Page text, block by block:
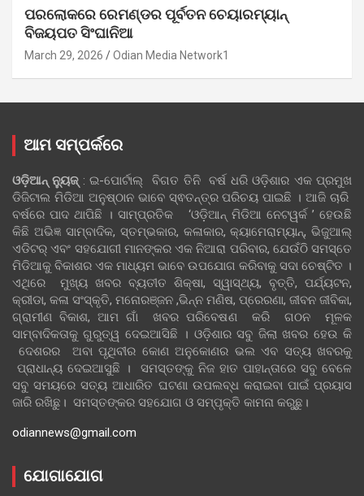
ପରଲୋକରେ ରେମଣ୍ଡର ପୂର୍ବତନ ଚେୟାରମ୍ୟାନ୍
ବିଜୟପତ ସିଂଘାନିଆ
March 29, 2026 Odian Media Network1
ଆମ ସମ୍ପର୍କରେ
ଓଡ଼ିଆନ୍‍ ନ୍ୟୁଜ୍‍: ଇ-ପୋର୍ଟାଲ୍ ବିଗତ ତିନି ବର୍ଷ ଧରି ଓଡ଼ିଶାର ଏକ ପ୍ରମୁଖ
ଡିଜିଟାଲ ମିଡିଆ ଅନୁଷ୍ଠାନ ଭାବେ ସ୍ଵତନ୍ତ୍ର ପରିଚୟ ପାଇଛି । ଆଜି ଚାରି
ବର୍ଷରେ ପାଦ ଥାପିଛି । ସାମ୍ପ୍ରତିକ ‘ଓଡ଼ିଆନ୍‍ ମିଡିଆ ନେଟୱର୍କ ’ ହେଉଛି
କିଛି ଅଭିଜ୍ଞ ସାମ୍ବାଦିକ, ସ୍ତମ୍ଭକାର, କଳାକାର, କ୍ୟାମେରାମ୍ୟାନ୍, ଭିଜୁଆଲ୍
ଏଡିଟର୍ ଏବଂ ସହଯୋଗୀ ମାନଙ୍କର ଏକ ନିଆରା ପରିବାର, ଯେଉଁଠି ସମସ୍ତେ
ମିଡିଆକୁ ବିକାଶର ଏକ ମାଧ୍ୟମ ଭାବେ ଉପଯୋଗ କରିବାକୁ ସଦା ଚେଷ୍ଟିତ ।
ଏଥିରେ ମୁଖ୍ୟ ଖବର ବ୍ୟତୀତ ଶିକ୍ଷା, ସ୍ୱାସ୍ଥ୍ୟ, ବୃତ୍ତି, ପର୍ଯ୍ୟଟନ,
କ୍ରୀଡା, କଳା ସଂସ୍କୃତି, ମନୋରଞ୍ଜନ ,ଭିନ୍ନ ମଣିଷ, ପ୍ରେରଣା, ଜୀବନ ଜୀବିକା,
ଗ୍ରାମୀଣ ବିକାଶ, ଆମ ଗାଁ ଖବର ପରିବେଷଣ କରି ଗଠନ ମୂଳକ
ସାମ୍ବାଦିକତାକୁ ଗୁରୁତ୍ୱ ଦେଇଆସିଛି । ଓଡ଼ିଶାର ସବୁ ଜିଲା ଖବର ହେଉ କି
ଦେଶରର ଅବା ପୃଥିବୀର କୋଣ ଅନୁକୋଣର ଭଲ ଏବ ସତ୍ୟ ଖବରକୁ
ପ୍ରାଧାନ୍ୟ ଦେଇଆସୁଛି । ସମସ୍ତଙ୍କୁ ନିଜ ହାତ ପାହାନ୍ତାରେ ସବୁ ବେଳେ
ସବୁ ସମୟରେ ସତ୍ୟ ଆଧାରିତ ଘଟଣା ଉପଲବ୍ଧ କରାଇବା ପାଇଁ ପ୍ରୟାସ
ଜାରି ରଖିଛୁ। ସମସ୍ତଙ୍କର ସହଯୋଗ ଓ ସମ୍ପୃକ୍ତି କାମନା କରୁଛୁ।
odiannews@gmail.com
ଯୋଗାଯୋଗ